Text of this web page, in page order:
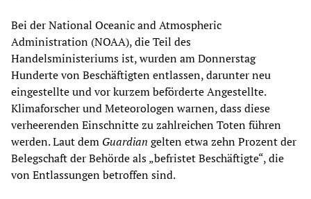
Bei der National Oceanic and Atmospheric
Administration (NOAA), die Teil des
Handelsministeriums ist, wurden am Donnerstag
Hunderte von Beschäftigten entlassen, darunter neu
eingestellte und vor kurzem beförderte Angestellte.
Klimaforscher und Meteorologen warnen, dass diese
verheerenden Einschnitte zu zahlreichen Toten führen
werden. Laut dem Guardian gelten etwa zehn Prozent der
Belegschaft der Behörde als „befristet Beschäftigte“, die
von Entlassungen betroffen sind.